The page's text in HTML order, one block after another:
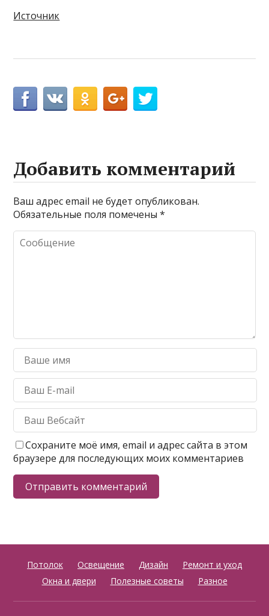
Источник
Добавить комментарий
Ваш адрес email не будет опубликован.
Обязательные поля помечены*
Сохраните моё имя, email и адрес сайта в этом
браузере для последующих моих комментариев
Потолок Освещение Дизайн
Ремонт и уход
Окна и двери
Полезные советы Разное